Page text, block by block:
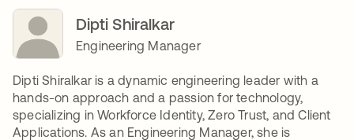
Dipti Shiralkar
Engineering Manager
Dipti Shiralkar is a dynamic engineering leader with a
hands-on approach and a passion for technology,
specializing in Workforce Identity, Zero Trust, and Client
Applications. As an Engineering Manager, she is